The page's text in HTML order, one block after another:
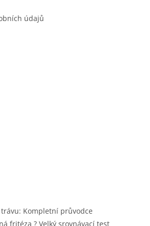
údajů
trávu: Kompletní průvodce
fritéza ? Velký srovnávací test